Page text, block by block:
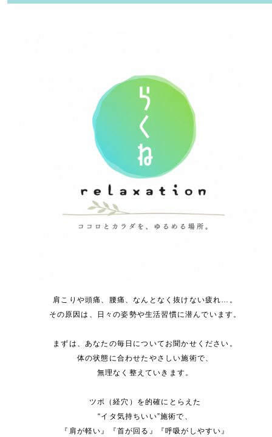
肩こりや頭痛、腰痛、なんとなく抜けない疲れ…。
その原因は、日々の姿勢や生活習慣に潜んでいます。
まずは、あなたの毎日についてお聞かせください。
体の状態に合わせたやさしい施術で、
無理なく整えていきます。
ツボ（経穴）を的確にとらえた
“イタ気持ちいい”施術で、
『肩が軽い』『首が回る』『呼吸がしやすい』